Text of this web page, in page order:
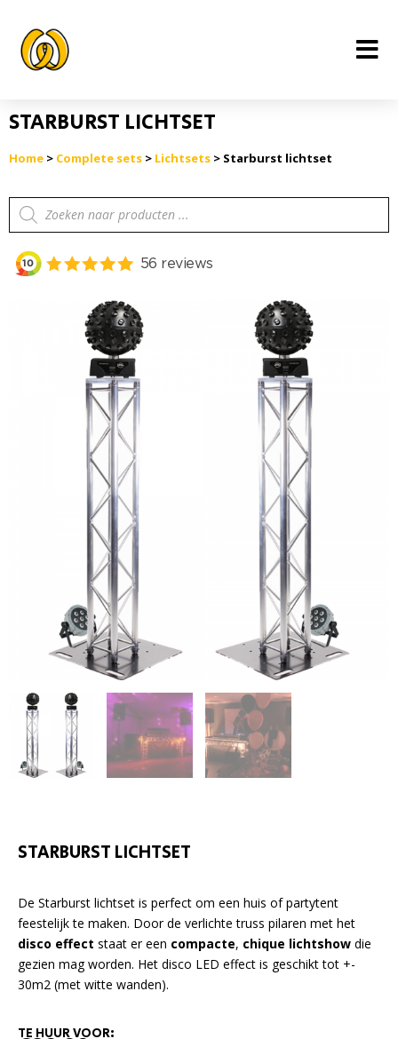
inhoud
STARBURST LICHTSET
Home > Complete sets > Lichtsets > Starburst lichtset
Producten
zoeken
STARBURST LICHTSET
De Starburst lichtset is perfect om een huis of partytent
feestelijk te maken. Door de verlichte truss pilaren met het
disco effect staat er een compacte, chique lichtshow die
gezien mag worden. Het disco LED effect is geschikt tot +-
30m2 (met witte wanden).
TE HUUR VOOR: